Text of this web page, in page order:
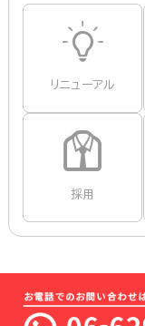
リニューアル
採用